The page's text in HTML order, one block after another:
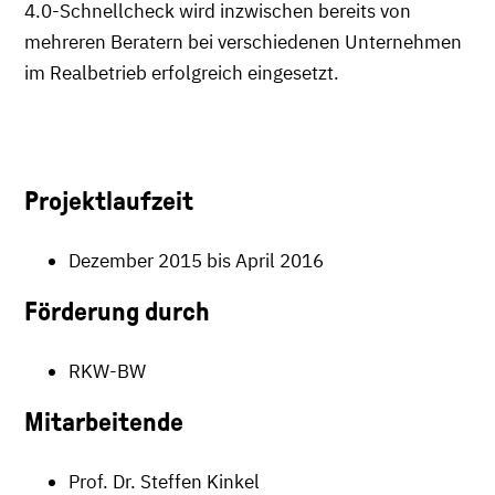
4.0-Schnellcheck wird inzwischen bereits von
mehreren Beratern bei verschiedenen Unternehmen
im Realbetrieb erfolgreich eingesetzt.
Projektlaufzeit
Dezember 2015 bis April 2016
Förderung durch
RKW-BW
Mitarbeitende
Prof. Dr. Steffen Kinkel